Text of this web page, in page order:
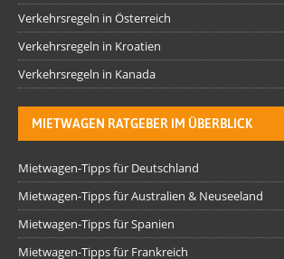
Verkehrsregeln in Österreich
Verkehrsregeln in Kroatien
Verkehrsregeln in Kanada
MIETWAGEN RATGEBER IM ÜBERBLICK
Mietwagen-Tipps für Deutschland
Mietwagen-Tipps für Australien & Neuseeland
Mietwagen-Tipps für Spanien
Mietwagen-Tipps für Frankreich